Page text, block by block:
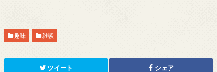
趣味 雑談
ツイート シェア